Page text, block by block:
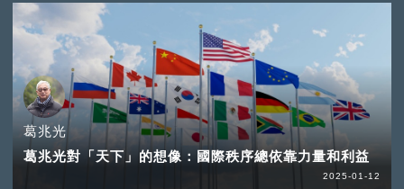
葛兆光
葛兆光對「天下」的想像：國際秩序總依靠力量和利益
2025-01-12